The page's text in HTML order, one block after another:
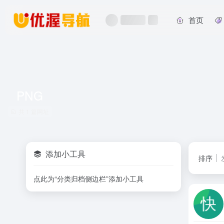
首页
排序
添加小工具
点此为“分类归档侧边栏”添加小工具